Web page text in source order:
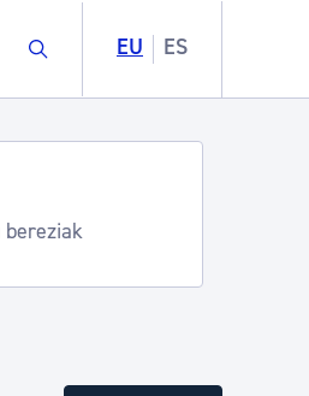
Buscar EU ES
San Telmo,